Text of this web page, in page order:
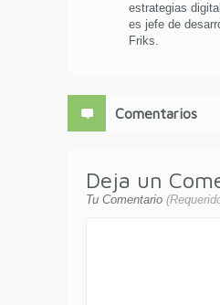
estrategias
es jefe de
Friks.
Comentarios
Deja un
Tu Comentario